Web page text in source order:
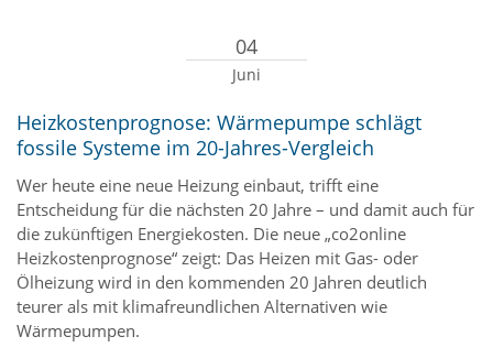
04
Juni
Heizkostenprognose: Wärmepumpe schlägt
fossile Systeme im 20-Jahres-Vergleich
Wer heute eine neue Heizung einbaut, trifft eine
Entscheidung für die nächsten 20 Jahre – und damit auch für
die zukünftigen Energiekosten. Die neue „co2online
Heizkostenprognose“ zeigt: Das Heizen mit Gas- oder
Ölheizung wird in den kommenden 20 Jahren deutlich
teurer als mit klimafreundlichen Alternativen wie
Wärmepumpen.